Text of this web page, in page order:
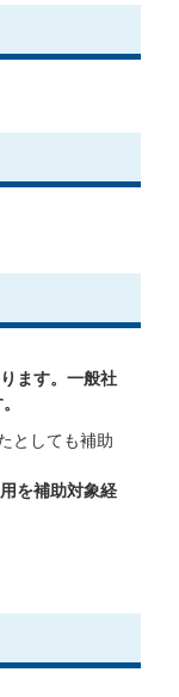
ます。一般社
としても補助
を補助対象経